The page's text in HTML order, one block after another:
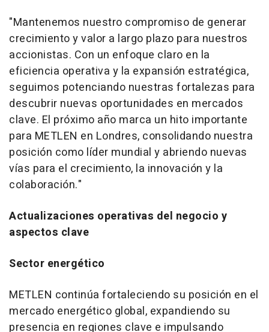
"Mantenemos nuestro compromiso de generar
crecimiento y valor a largo plazo para nuestros
accionistas. Con un enfoque claro en la
eficiencia operativa y la expansión estratégica,
seguimos potenciando nuestras fortalezas para
descubrir nuevas oportunidades en mercados
clave. El próximo año marca un hito importante
para METLEN en Londres, consolidando nuestra
posición como líder mundial y abriendo nuevas
vías para el crecimiento, la innovación y la
colaboración."
Actualizaciones operativas del negocio y
aspectos clave
Sector energético
METLEN continúa fortaleciendo su posición en el
mercado energético global, expandiendo su
presencia en regiones clave e impulsando